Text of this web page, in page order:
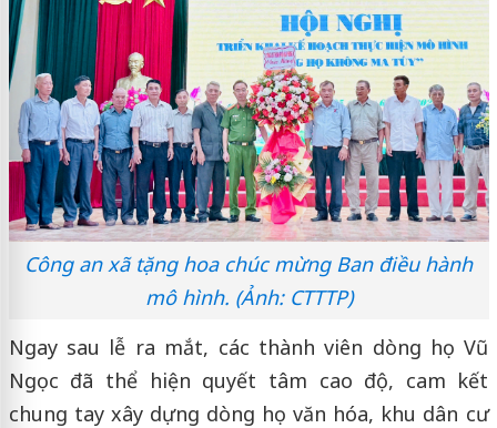
Công an xã tặng hoa chúc mừng Ban điều hành
mô hình. (Ảnh: CTTTP)
Ngay sau lễ ra mắt, các thành viên dòng họ Vũ
Ngọc đã thể hiện quyết tâm cao độ, cam kết
chung tay xây dựng dòng họ văn hóa, khu dân cư